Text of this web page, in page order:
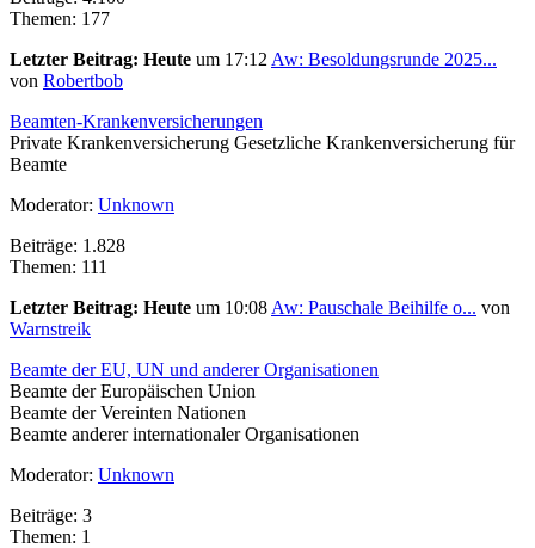
Themen: 177
Letzter Beitrag: Heute um 17:12 Aw: Besoldungsrunde 2025...
von Robertbob
Beamten-Krankenversicherungen
Private Krankenversicherung Gesetzliche Krankenversicherung für
Beamte
Moderator: Unknown
Beiträge: 1.828
Themen: 111
Letzter Beitrag: Heute um 10:08 Aw: Pauschale Beihilfe o... von
Warnstreik
Beamte der EU, UN und anderer Organisationen
Beamte der Europäischen Union
Beamte der Vereinten Nationen
Beamte anderer internationaler Organisationen
Moderator: Unknown
Beiträge: 3
Themen: 1